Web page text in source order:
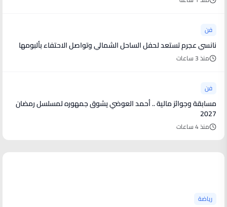
فن
نانسي عجرم تستعد لحفل الساحل الشمالي وتواصل الاحتفاء بألبومها
منذ 3 ساعات
فن
مسابقة وجوائز مالية .. أحمد العوضي يشوق جمهوره لمسلسل رمضان
2027
منذ 4 ساعات
رياضة